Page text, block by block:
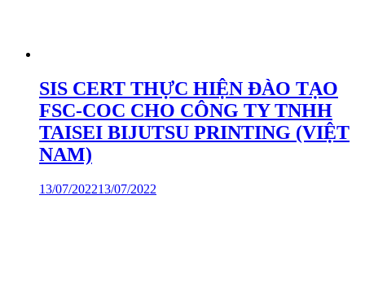
SIS CERT THỰC HIỆN ĐÀO TẠO
FSC-COC CHO CÔNG TY TNHH
TAISEI BIJUTSU PRINTING (VIỆT
NAM)
13/07/202213/07/2022